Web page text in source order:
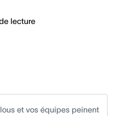
lecture
et vos équipes peinent